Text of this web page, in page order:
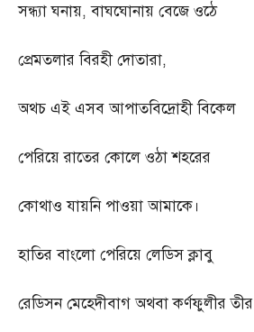
সন্ধ্যা ঘনায়,বাঘঘোনায় বেজে ওঠে
প্রেমতলার বিরহী দোতারা,
অথচ এই এসব আপাতবিদ্রোহী বিকেল
পেরিয়ে রাতের কোলে ওঠা শহরের
কোথাও যায়নি পাওয়া আমাকে।
হাতির বাংলো পেরিয়ে লেডিস ক্লাবু
রেডিসন মেহেদীবাগ অথবা কর্ণফুলীর তীর